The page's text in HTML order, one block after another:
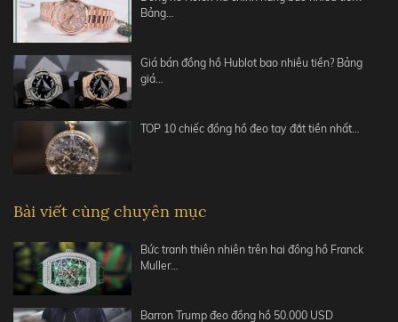
Bảng…
Giá bán đồng hồ Hublot bao nhiêu tiền? Bảng
giá…
TOP 10 chiếc đồng hồ đeo tay đắt tiền nhất…
Bài viết cùng chuyên mục
Bức tranh thiên nhiên trên hai đồng hồ Franck
Muller…
Barron Trump đeo đồng hồ 50.000 USD